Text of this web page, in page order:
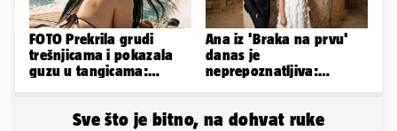
FOTO Prekrila grudi
trešnjicama i pokazala
guzu u tangicama:
Ana iz 'Braka na prvu'
danas je
neprepoznatljiva:
Sve što je bitno, na dohvat ruke